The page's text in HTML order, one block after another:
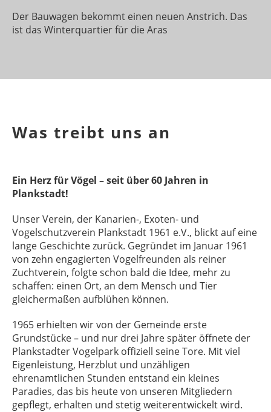
Der Bauwagen bekommt einen neuen Anstrich. Das
ist das Winterquartier für die Aras
Was treibt uns an
Ein Herz für Vögel – seit über 60 Jahren in
Plankstadt!
Unser Verein, der Kanarien-, Exoten- und
Vogelschutzverein Plankstadt 1961 e.V., blickt auf eine
lange Geschichte zurück. Gegründet im Januar 1961
von zehn engagierten Vogelfreunden als reiner
Zuchtverein, folgte schon bald die Idee, mehr zu
schaffen: einen Ort, an dem Mensch und Tier
gleichermaßen aufblühen können.
1965 erhielten wir von der Gemeinde erste
Grundstücke – und nur drei Jahre später öffnete der
Plankstadter Vogelpark offiziell seine Tore. Mit viel
Eigenleistung, Herzblut und unzähligen
ehrenamtlichen Stunden entstand ein kleines
Paradies, das bis heute von unseren Mitgliedern
gepflegt, erhalten und stetig weiterentwickelt wird.